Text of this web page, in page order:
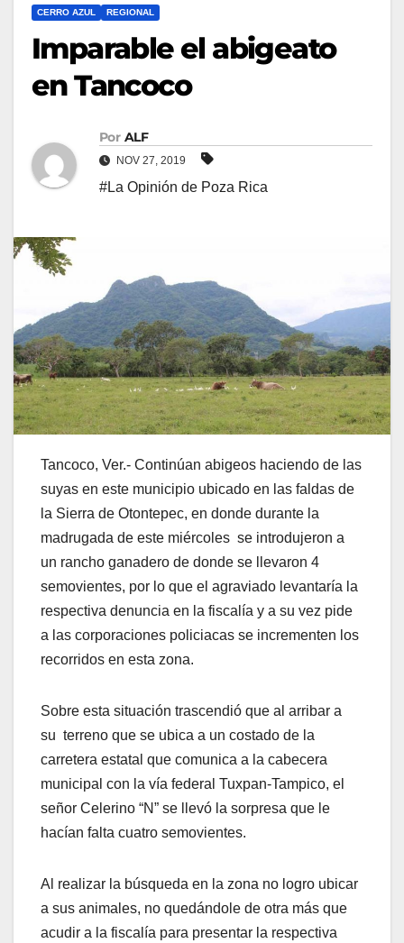
CERRO AZUL REGIONAL
Imparable el abigeato
en Tancoco
Por ALF
NOV 27, 2019
#La Opinión de Poza Rica
Tancoco, Ver.- Continúan abigeos haciendo de las
suyas en este municipio ubicado en las faldas de
la Sierra de Otontepec, en donde durante la
madrugada de este miércoles se introdujeron a
un rancho ganadero de donde se llevaron 4
semovientes, por lo que el agraviado levantaría la
respectiva denuncia en la fiscalía y a su vez pide
a las corporaciones policiacas se incrementen los
recorridos en esta zona.
Sobre esta situación trascendió que al arribar a
su terreno que se ubica a un costado de la
carretera estatal que comunica a la cabecera
municipal con la vía federal Tuxpan-Tampico, el
señor Celerino “N” se llevó la sorpresa que le
hacían falta cuatro semovientes.
Al realizar la búsqueda en la zona no logro ubicar
a sus animales, no quedándole de otra más que
acudir a la fiscalía para presentar la respectiva